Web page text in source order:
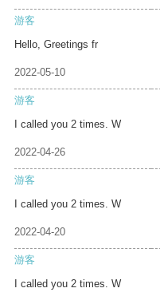
游客
Hello, Greetings fr
2022-05-10
游客
I called you 2 times. W
2022-04-26
游客
I called you 2 times. W
2022-04-20
游客
I called you 2 times. W